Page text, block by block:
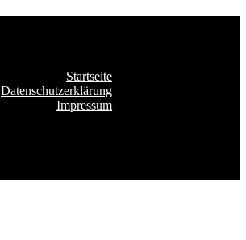
Startseite
Datenschutzerklärung
Impressum